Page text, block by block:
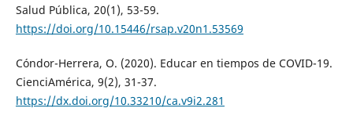
Salud Pública, 20(1), 53-59.
https://doi.org/10.15446/rsap.v20n1.53569
Cóndor-Herrera, O. (2020). Educar en tiempos de COVID-19.
CienciAmérica, 9(2), 31-37.
https://dx.doi.org/10.33210/ca.v9i2.281